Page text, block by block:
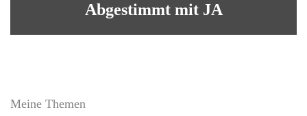
Abgestimmt mit JA
Meine Themen